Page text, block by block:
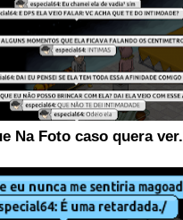
Na Foto caso quera ver.